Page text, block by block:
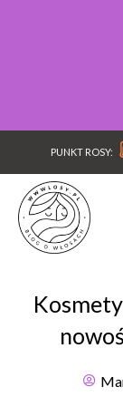
PUNKT ROSY: